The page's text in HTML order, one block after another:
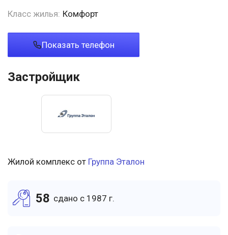
Класс жилья: Комфорт
Показать телефон
Застройщик
Жилой комплекс от Группа Эталон
58 cдано c 1987 г.